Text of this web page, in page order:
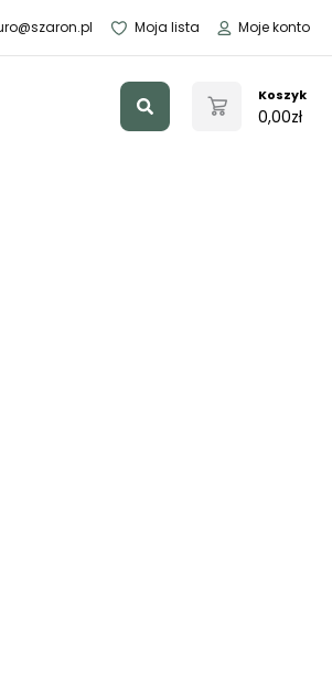
Moja lista Moje konto
Szukaj Koszyk
0,00zł